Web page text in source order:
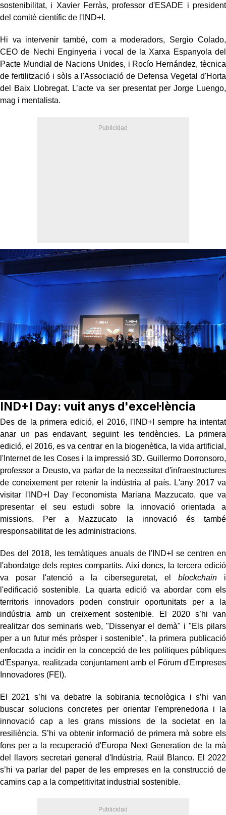
sostenibilitat, i Xavier Ferràs, professor d'ESADE i president
del comitè científic de l'IND+I.
Hi va intervenir també, com a moderadors, Sergio Colado,
CEO de Nechi Enginyeria i vocal de la Xarxa Espanyola del
Pacte Mundial de Nacions Unides, i Rocío Hernández, tècnica
de fertilització i sòls a l'Associació de Defensa Vegetal d'Horta
del Baix Llobregat. L’acte va ser presentat per Jorge Luengo,
mag i mentalista.
IND+I Day: vuit anys d'excel·lència
Des de la primera edició, el 2016, l'IND+I sempre ha intentat
anar un pas endavant, seguint les tendències. La primera
edició, el 2016, es va centrar en la biogenètica, la vida artificial,
l'Internet de les Coses i la impressió 3D. Guillermo Dorronsoro,
professor a Deusto, va parlar de la necessitat d'infraestructures
de coneixement per retenir la indústria al país. L'any 2017 va
visitar l'IND+I Day l'economista Mariana Mazzucato, que va
presentar el seu estudi sobre la innovació orientada a
missions. Per a Mazzucato la innovació és també
responsabilitat de les administracions.
Des del 2018, les temàtiques anuals de l'IND+I se centren en
l'abordatge dels reptes compartits. Així doncs, la tercera edició
va posar l'atenció a la ciberseguretat, elblockchain i
l'edificació sostenible. La quarta edició va abordar com els
territoris innovadors poden construir oportunitats per a la
indústria amb un creixement sostenible. El 2020 s’hi van
realitzar dos seminaris web, "Dissenyar el demà" i "Els pilars
per a un futur més pròsper i sostenible", la primera publicació
enfocada a incidir en la concepció de les polítiques públiques
d'Espanya, realitzada conjuntament amb el Fòrum d'Empreses
Innovadores (FEI).
El 2021 s’hi va debatre la sobirania tecnològica i s’hi van
buscar solucions concretes per orientar l'emprenedoria i la
innovació cap a les grans missions de la societat en la
resiliència. S’hi va obtenir informació de primera mà sobre els
fons per a la recuperació d'Europa Next Generation de la mà
del llavors secretari general d'Indústria, Raül Blanco. El 2022
s’hi va parlar del paper de les empreses en la construcció de
camins cap a la competitivitat industrial sostenible.